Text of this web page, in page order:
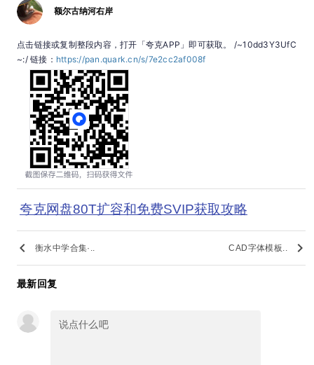
额尔古纳河右岸
点击链接或复制整段内容，打开「夸克APP」即可获取。 /~10dd3Y3UfC
~:/ 链接： https://pan.quark.cn/s/7e2cc2af008f
夸克网盘80T扩容和免费SVIP获取攻略
keyboard_arrow_left 衡水中学合集·.. CAD字体模板.. keyboard_arrow_right
最新回复